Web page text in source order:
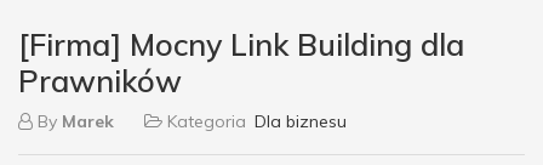
[Firma] Mocny Link Building dla
Prawników
By Marek Kategoria Dla biznesu